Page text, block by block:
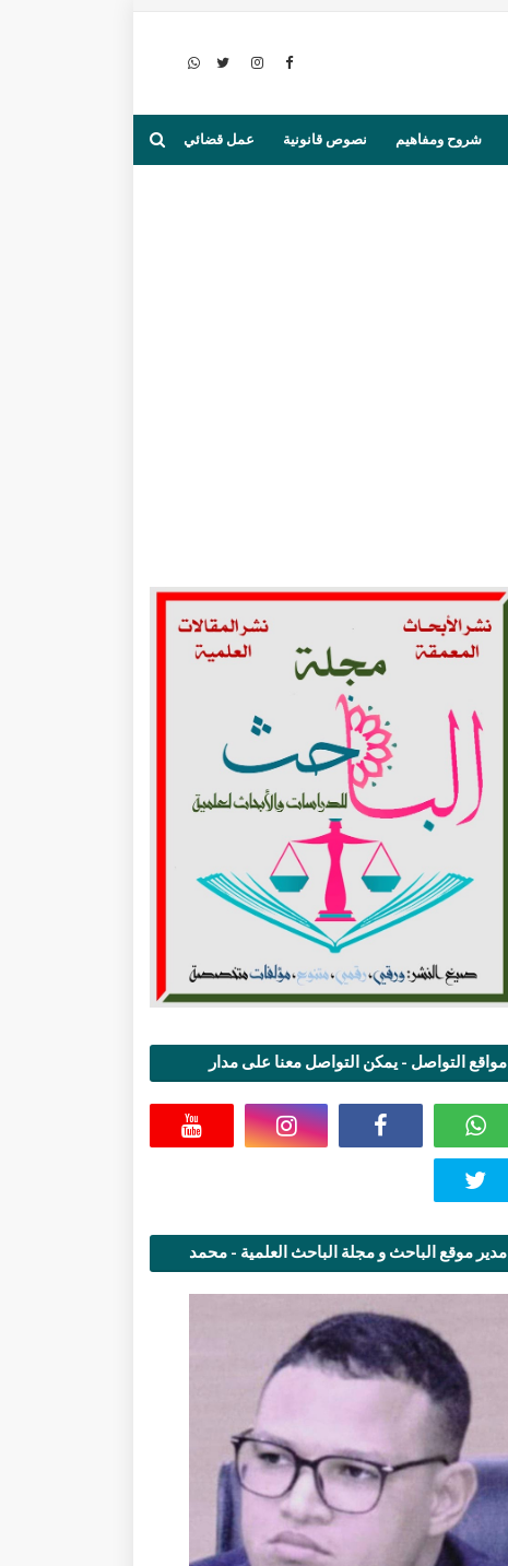
شروح ومفاهيم نصوص قانونية عمل قضائي
مواقع التواصل - يمكن التواصل معنا على مدار
مدير موقع الباحث و مجلة الباحث العلمية - محمد